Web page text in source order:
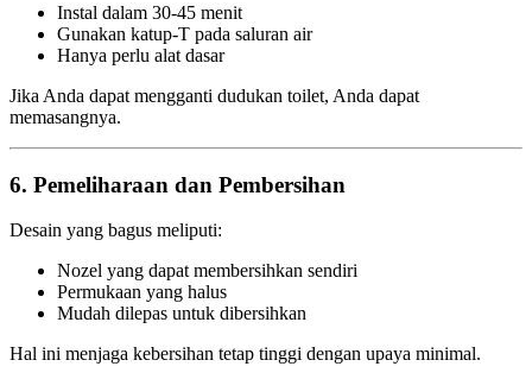
Instal dalam 30-45 menit
Gunakan katup-T pada saluran air
Hanya perlu alat dasar
Jika Anda dapat mengganti dudukan toilet, Anda dapat
memasangnya.
6. Pemeliharaan dan Pembersihan
Desain yang bagus meliputi:
Nozel yang dapat membersihkan sendiri
Permukaan yang halus
Mudah dilepas untuk dibersihkan
Hal ini menjaga kebersihan tetap tinggi dengan upaya minimal.